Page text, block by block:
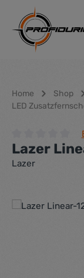
Zum Hauptinhalt
Home Shop
LED
Lazer
Lazer
Bildergalerie